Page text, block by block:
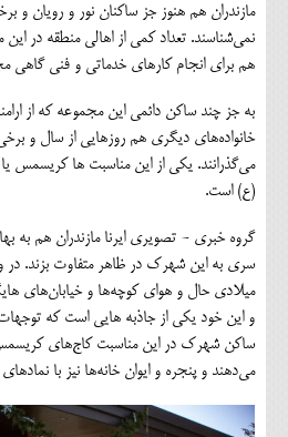
مازندران هم هنوز جز ساکنان نور و رویان و
نمی‌شناسند. تعداد کمی از اهالی منطقه در
هم برای انجام کارهای خدماتی و فنی گاهی
به جز چند ساکن دائمی این مجموعه که از
خانواده‌های دیگری هم روزهایی از سال و
می‌گذرانند. یکی از این مناسبت ها کریسمس
(ع) است.
گروه خبری - تصویری ایرنا مازندران هم به
سری به این شهرک در ظاهر متفاوت بزند. در
میلادی حال و هوای کوچه‌ها و خیابان‌های
و این خود یکی از جاذبه هایی است که
ساکن شهرک در این مناسبت کاج‌های کریسمس
می‌دهند و پنجره و ایوان خانه‌ها نیز با